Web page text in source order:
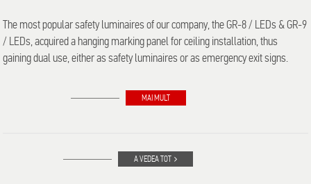
The most popular safety luminaires of our company, the GR-8 / LEDs & GR-9
/ LEDs, acquired a hanging marking panel for ceiling installation, thus
gaining dual use, either as safety luminaires or as emergency exit signs.
MAI MULT
A VEDEA TOT